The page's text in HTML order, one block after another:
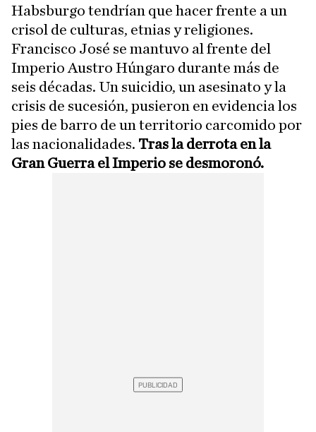
Habsburgo tendrían que hacer frente a un
crisol de culturas, etnias y religiones.
Francisco José se mantuvo al frente del
Imperio Austro Húngaro durante más de
seis décadas. Un suicidio, un asesinato y la
crisis de sucesión, pusieron en evidencia los
pies de barro de un territorio carcomido por
las nacionalidades. Tras la derrota en la
Gran Guerra el Imperio se desmoronó.